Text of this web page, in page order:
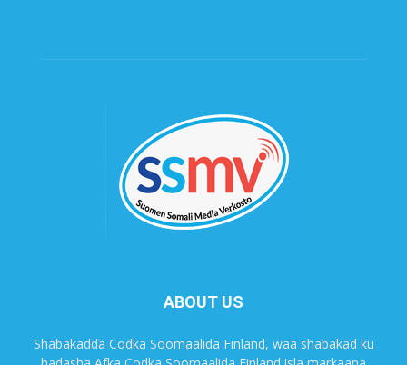
ABOUT US
Shabakadda Codka Soomaalida Finland, waa shabakad ku